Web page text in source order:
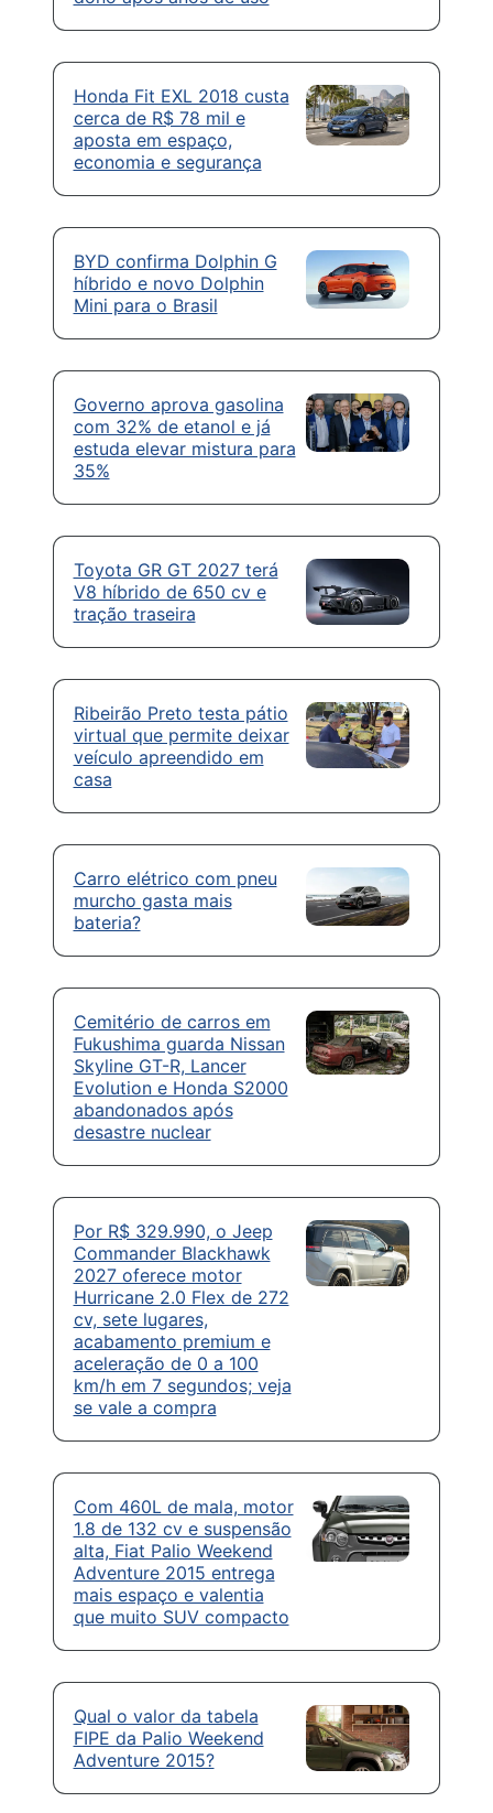
Honda Fit EXL 2018 custa
cerca de R$ 78 mil e
aposta em espaço,
economia e segurança
BYD confirma Dolphin G
híbrido e novo Dolphin
Mini para o Brasil
Governo aprova gasolina
com 32% de etanol e já
estuda elevar mistura para
35%
Toyota GR GT 2027 terá
V8 híbrido de 650 cv e
tração traseira
Ribeirão Preto testa pátio
virtual que permite deixar
veículo apreendido em
casa
Carro elétrico com pneu
murcho gasta mais
bateria?
Cemitério de carros em
Fukushima guarda Nissan
Skyline GT-R, Lancer
Evolution e Honda S2000
abandonados após
desastre nuclear
Por R$ 329.990, o Jeep
Commander Blackhawk
2027 oferece motor
Hurricane 2.0 Flex de 272
cv, sete lugares,
acabamento premium e
aceleração de 0 a 100
km/h em 7 segundos; veja
se vale a compra
Com 460L de mala, motor
1.8 de 132 cv e suspensão
alta, Fiat Palio Weekend
Adventure 2015 entrega
mais espaço e valentia
que muito SUV compacto
Qual o valor da tabela
FIPE da Palio Weekend
Adventure 2015?